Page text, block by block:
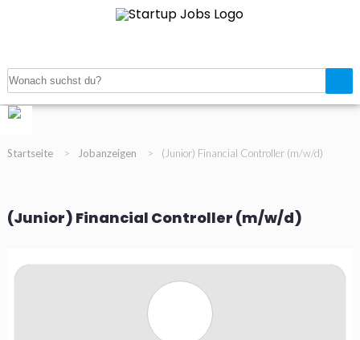
Registrieren
Login
Startseite > Jobanzeigen > (Junior) Financial Controller (m/w/d)
(Junior) Financial Controller (m/w/d)